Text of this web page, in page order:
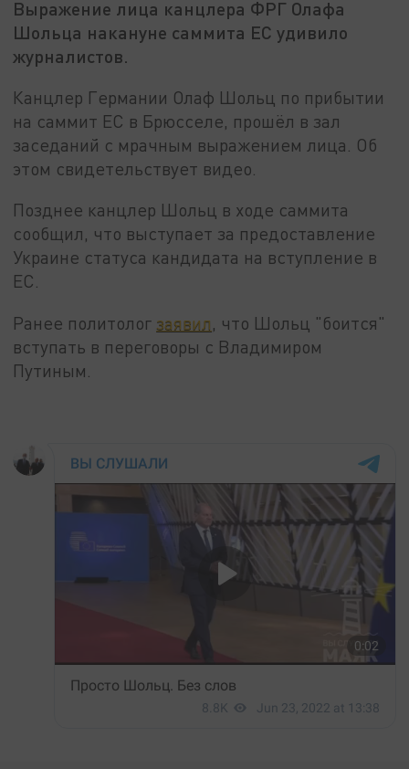
Выражение лица канцлера ФРГ Олафа
Шольца накануне саммита ЕС удивило
журналистов.
Канцлер Германии Олаф Шольц по прибытии
на саммит ЕС в Брюсселе, прошёл в зал
заседаний с мрачным выражением лица. Об
этом свидетельствует видео.
Позднее канцлер Шольц в ходе саммита
сообщил, что выступает за предоставление
Украине статуса кандидата на вступление в
ЕС.
Ранее политолог заявил, что Шольц "боится"
вступать в переговоры с Владимиром
Путиным.